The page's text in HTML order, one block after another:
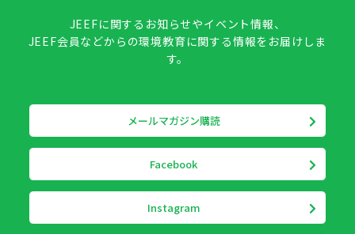
JEEFに関するお知らせやイベント情報、
JEEF会員などからの環境教育に関する情報をお届けしま
す。
メールマガジン購読
Facebook
Instagram